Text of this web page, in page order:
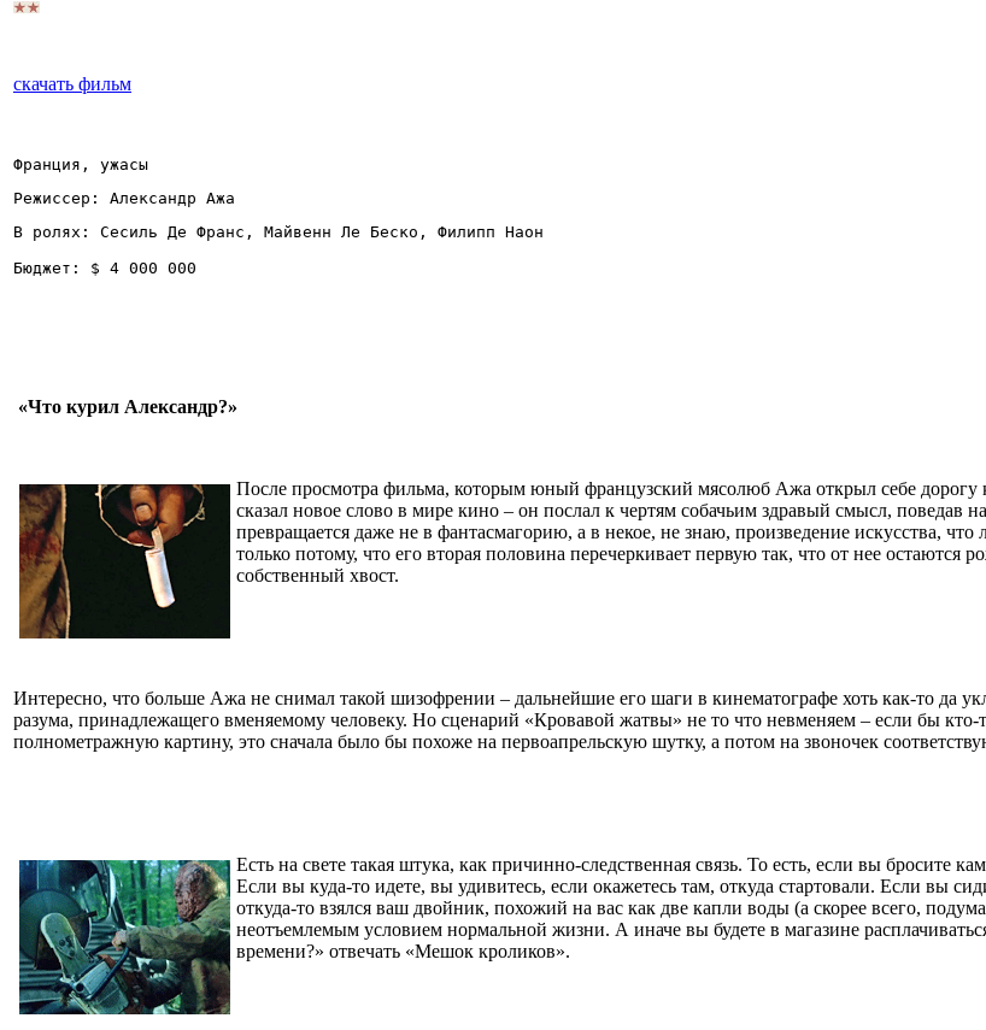
скачать фильм
Франция, ужасы
Режиссер: Александр Ажа
В ролях: Сесиль Де Франс, Майвенн Ле Беско, Филипп Наон
Бюджет: $ 4 000 000
«Что курил Александр?»
После просмотра фильма, которым юный французский мясолюб Ажа открыл себе дорогу
сказал новое слово в мире кино – он послал к чертям собачьим здравый смысл, поведав
превращается даже не в фантасмагорию, а в некое, не знаю, произведение искусства,
только потому, что его вторая половина перечеркивает первую так, что от нее
собственный хвост.
Интересно, что больше Ажа не снимал такой шизофрении – дальнейшие его шаги в кинематографе хоть как-то да
разума, принадлежащего вменяемому человеку. Но сценарий «Кровавой жатвы» не то что невменяем – если бы кто-
полнометражную картину, это сначала было бы похоже на первоапрельскую шутку, а потом на звоночек
Есть на свете такая штука, как причинно-следственная связь. То есть, если вы бросите
Если вы куда-то идете, вы удивитесь, если окажетесь там, откуда стартовали. Если вы
откуда-то взялся ваш двойник, похожий на вас как две капли воды (а скорее всего,
неотъемлемым условием нормальной жизни. А иначе вы будете в магазине
времени?» отвечать «Мешок кроликов».